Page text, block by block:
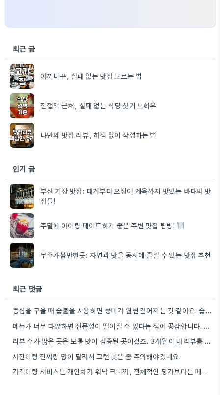
최근 글
야끼니꾸, 실패 없는 맛집 고르는 법
진접역 근처, 실패 없는 식당 찾기 노하우
나만의 맛집 리뷰, 허점 없이 작성하는 법
인기 글
부산 기장 맛집: 대게부터 오징어 제육까지 맛있는 바다의 맛
집들!
주말에 아이랑 데이트하기 좋은 주변 맛집 탐방!
무주가볼만한곳: 자연과 맛을 동시에 즐길 수 있는 맛집 추천
최근 댓글
등심을 구울 때 숯불을 사용하면 풍미가 훨씬 깊어지는 것 같아요. 숯불에 직접 굽는 느낌이 정말…
메뉴가 너무 다양하면 전문성이 떨어질 수 있다는 점에 공감합니다. 저는 등심이나 안창살처럼 명확하게 부위가 보이는…
리뷰 수가 많은 곳은 보통 맛이 검증된 곳이겠죠. 3개월 이내 리뷰를 꼼꼼히 살펴보는 습관이 필요할…
사진이랑 진짜랑 많이 달라서 그런 곳은 좀 주의해야겠네요.
가격이랑 서비스는 개인차가 워낙 크니까, 전체적인 평가보다는 메뉴 맛에 집중하는 게 좋을 것 같아요.